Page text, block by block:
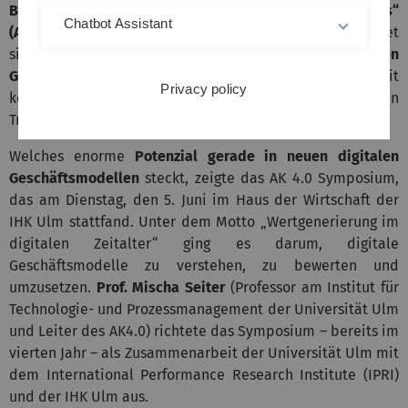
Betriebswirtschaftliche Fragestellungen im Fokus“
(AK4.0)
. Mit seinen rund 20 Partnerunternehmen widmet
sich der AK4.0 in diesem Jahr verstärkt den
digitalen
Geschäftsmodellen
und wie es Unternehmen gelingt, mit
konkreten Lösungen im Rahmen der digitalen
Transformation Geld zu verdienen.
Welches enorme Potenzial gerade in neuen digitalen
Geschäftsmodellen steckt, zeigte das AK 4.0 Symposium,
das am Dienstag, den 5. Juni im Haus der Wirtschaft der
IHK Ulm stattfand. Unter dem Motto „Wertgenerierung im
digitalen Zeitalter“ ging es darum, digitale
Geschäftsmodelle zu verstehen, zu bewerten und
umzusetzen. Prof. Mischa Seiter(Professor am Institut für
Technologie- und Prozessmanagement der Universität Ulm
und Leiter des AK4.0) richtete das Symposium – bereits im
vierten Jahr – als Zusammenarbeit der Universität Ulm mit
dem International Performance Research Institute (IPRI)
und der IHK Ulm aus.
Chatbot Assistant
Privacy policy